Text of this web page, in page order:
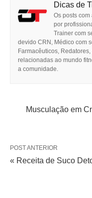
Dicas de
Os posts
por
Trainer com
devido CRN, Médico com
Farmacêuticos,
relacionadas ao mundo
a comunidade.
Musculação em
POST ANTERIOR
« Receita de Suco